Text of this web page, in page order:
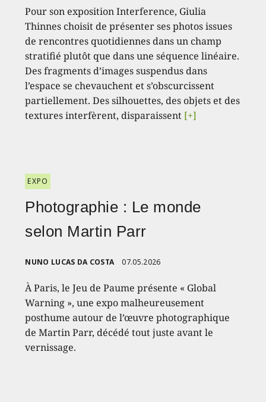
Pour son exposition Interference, Giulia
Thinnes choisit de présenter ses photos issues
de rencontres quotidiennes dans un champ
stratifié plutôt que dans une séquence linéaire.
Des fragments d’images suspendus dans
l’espace se chevauchent et s’obscurcissent
partiellement. Des silhouettes, des objets et des
textures interfèrent, disparaissent [+]
EXPO
Photographie : Le monde
selon Martin Parr
NUNO LUCAS DA COSTA 07.05.2026
À Paris, le Jeu de Paume présente « Global
Warning », une expo malheureusement
posthume autour de l’œuvre photographique
de Martin Parr, décédé tout juste avant le
vernissage.